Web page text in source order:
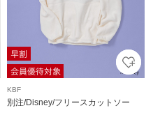
KBF
別注/Disney/フリースカットソー